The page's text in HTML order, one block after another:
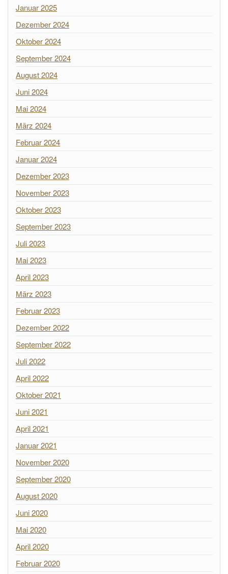
Januar 2025
Dezember 2024
Oktober 2024
September 2024
August 2024
Juni 2024
Mai 2024
März 2024
Februar 2024
Januar 2024
Dezember 2023
November 2023
Oktober 2023
September 2023
Juli 2023
Mai 2023
April 2023
März 2023
Februar 2023
Dezember 2022
September 2022
Juli 2022
April 2022
Oktober 2021
Juni 2021
April 2021
Januar 2021
November 2020
September 2020
August 2020
Juni 2020
Mai 2020
April 2020
Februar 2020